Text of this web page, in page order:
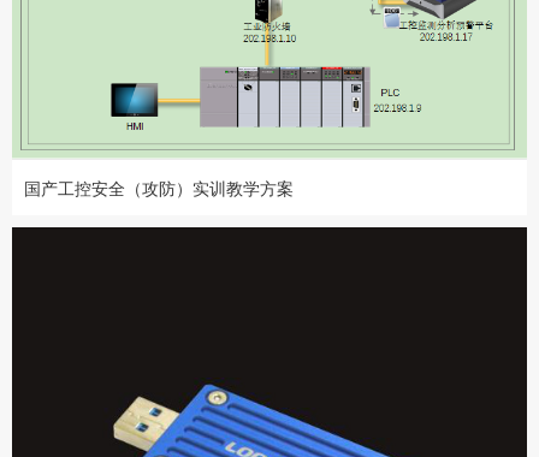
国产工控安全（攻防）实训教学方案